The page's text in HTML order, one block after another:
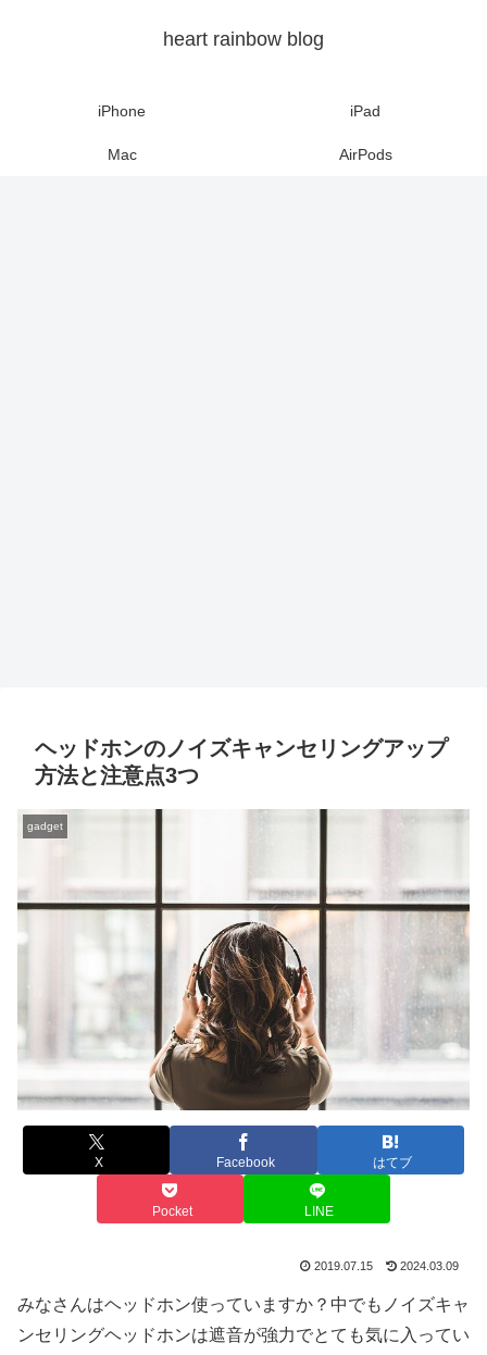
heart rainbow blog
iPhone iPad
Mac AirPods
ヘッドホンのノイズキャンセリングアップ
方法と注意点3つ
gadget
X Facebook はてブ
Pocket LINE
2019.07.15 2024.03.09
みなさんはヘッドホン使っていますか？中でもノイズキャ
ンセリングヘッドホンは遮音が強力でとても気に入ってい